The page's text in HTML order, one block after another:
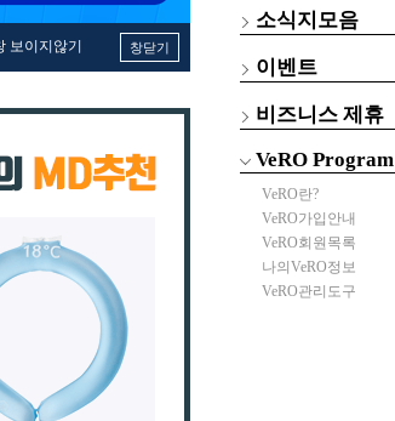
보이지않기 창닫기
소식지모음
이벤트
비즈니스 제휴
VeRO Program
VeRO란?
VeRO가입안내
VeRO회원목록
나의VeRO정보
VeRO관리도구